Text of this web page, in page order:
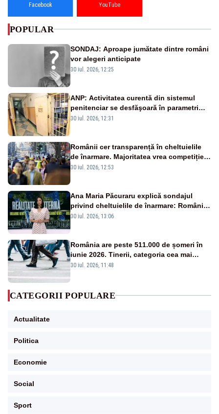
Facebook YouTube
POPULAR
SONDAJ: Aproape jumătate dintre români
vor alegeri anticipate
30 iul. 2026, 12:25
ANP: Activitatea curentă din sistemul
penitenciar se desfăşoară în parametri
normali
30 iul. 2026, 12:31
Românii cer transparență în cheltuielile
de înarmare. Majoritatea vrea competiție
reală și industrie locală – SONDAJ
30 iul. 2026, 12:53
Ana Maria Păcuraru explică sondajul
privind cheltuielile de înarmare: Românii
cer transparență în achiziții și un echilibru
30 iul. 2026, 13:06
România are peste 511.000 de șomeri în
iunie 2026. Tinerii, categoria cea mai
afectată
30 iul. 2026, 11:48
CATEGORII POPULARE
Actualitate
Politica
Economie
Social
Sport